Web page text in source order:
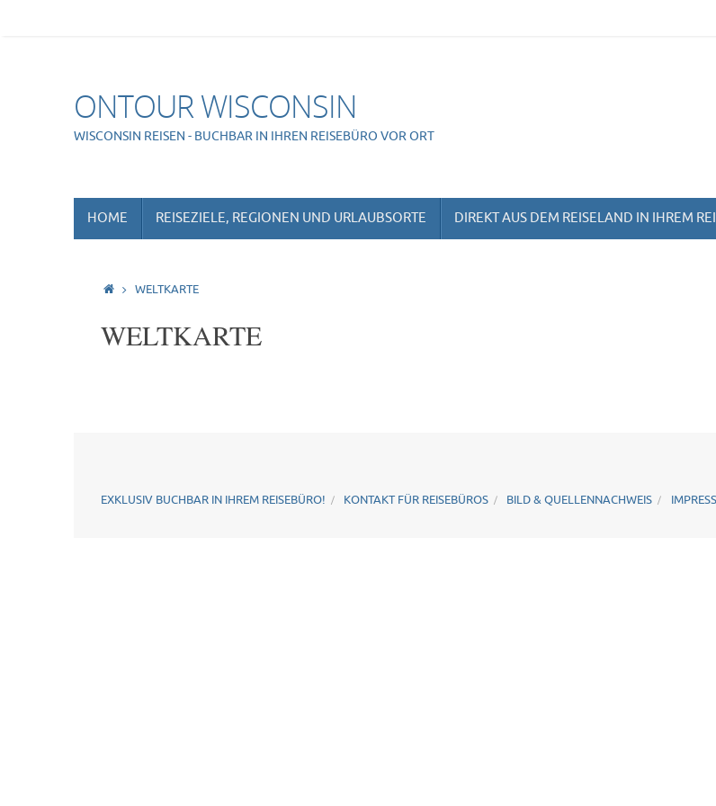
ONTOUR WISCONSIN
WISCONSIN REISEN - BUCHBAR IN IHREN REISEBÜRO VOR ORT
TO
CONTENT
HOME REISEZIELE, REGIONEN UND URLAUBSORTE DIREKT AUS DEM REISELAND IN IHREM
HOMEWELTKARTE
WELTKARTE
EXKLUSIV BUCHBAR IN IHREM REISEBÜRO! KONTAKT FÜR REISEBÜROS BILD & QUELLENNACHWEIS